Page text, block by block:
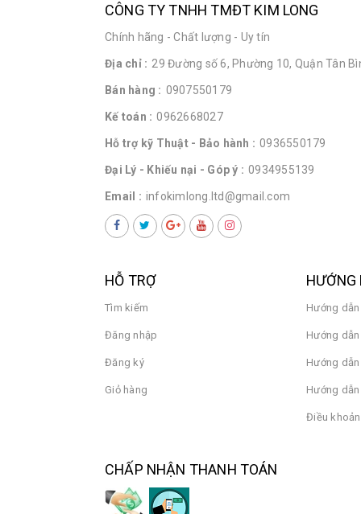
CÔNG TY TNHH TMĐT KIM LONG
Chính hãng - Chất lượng - Uy tín
Địa chỉ : 29 Đường số 6, Phường 10, Quận Tân
Bán hàng : 0907550179
Kế toán : 0962668027
Hỗ trợ kỹ Thuật - Bảo hành : 0936550179
Đại Lý - Khiếu nại - Góp ý : 0934955139
Email : infokimlong.ltd@gmail.com
HỖ TRỢ
Tìm kiếm
Đăng nhập
Đăng ký
Giỏ hàng
HƯỚNG
Hướng
Hướng
Hướng
Hướng
Điều
CHẤP NHẬN THANH TOÁN